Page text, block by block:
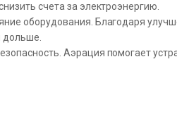
счета за электроэнергию.
оборудования. Благодаря
дольше.
Аэрация помогает